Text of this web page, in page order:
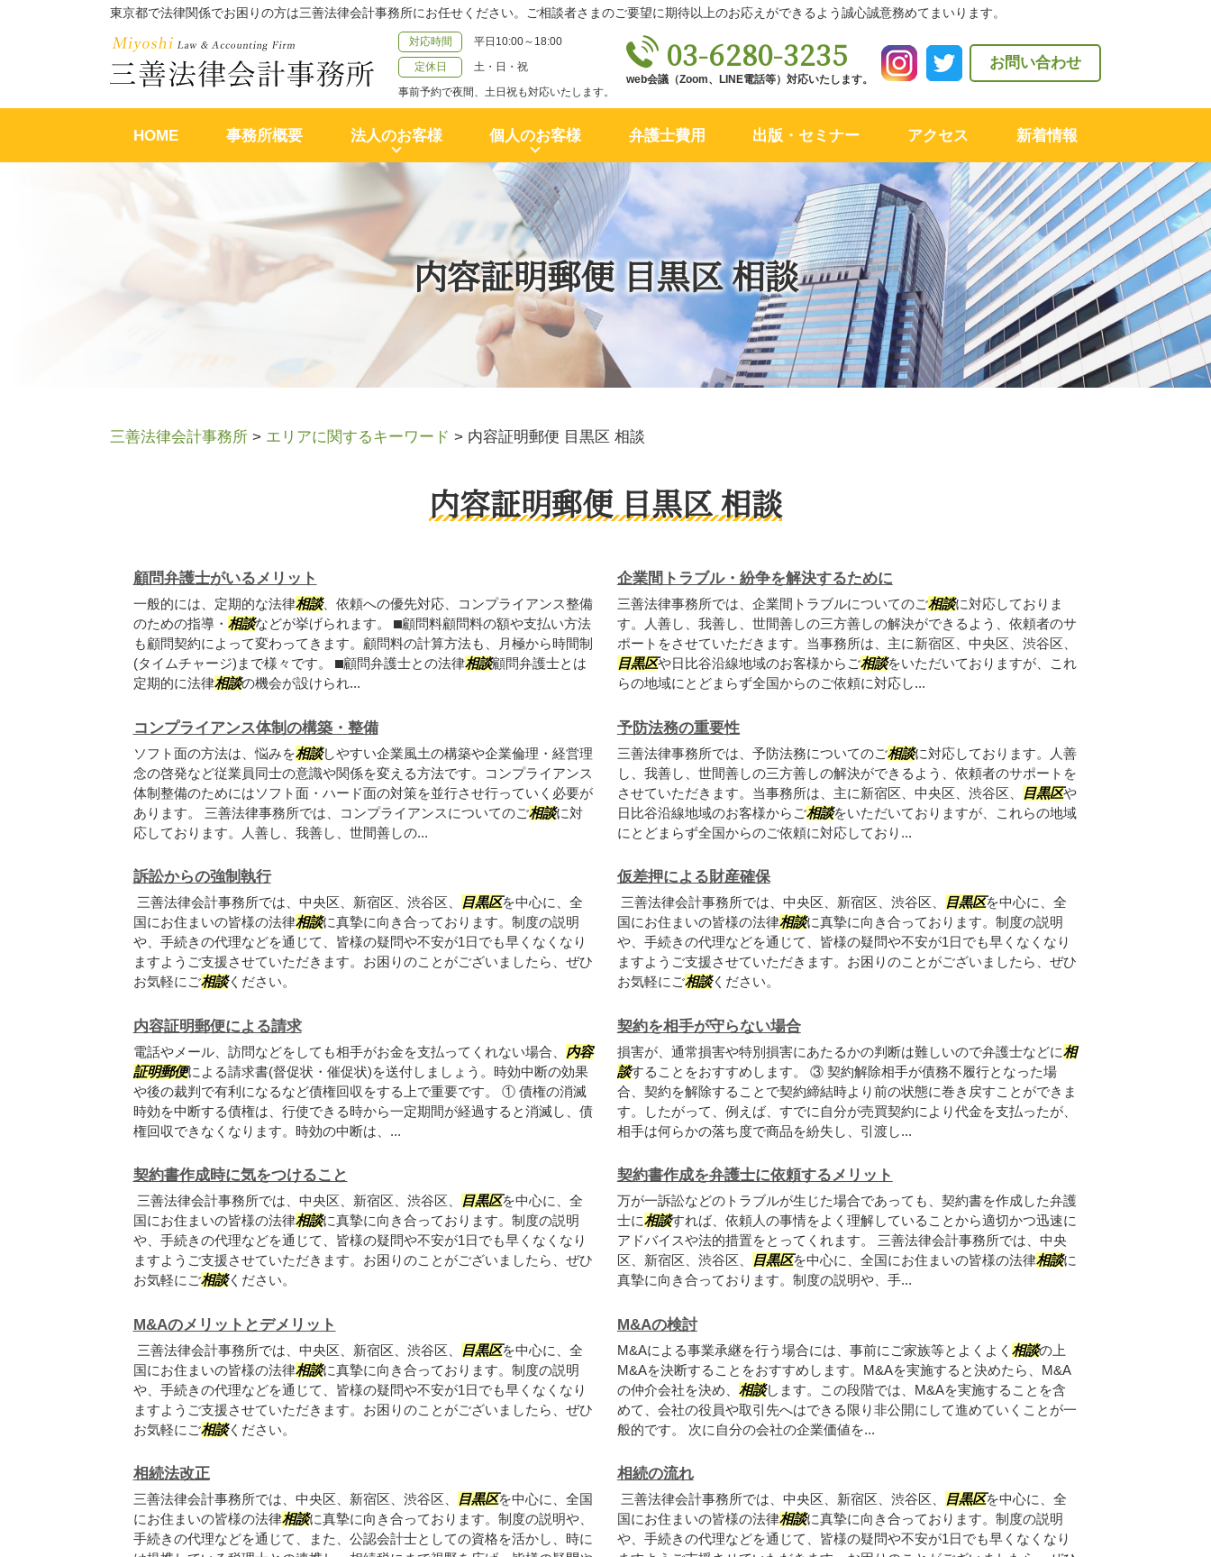
内容証明郵便 目黒区 相談
東京都で法律関係でお困りの方は三善法律会計事務所にお任せください。ご相談者さまのご要望に期待以上のお応えができるよう誠心誠意務めてまいります。
対応時間
平日10:00～18:00
定休日
土・日・祝
事前予約で夜間、土日祝も対応いたします。
03-6280-3235
web会議（Zoom、LINE電話等）対応いたします。
お問い合わせ
HOME 事務所概要 法人のお客様 個人のお客様 弁護士費用 出版・セミナー アクセス 新着情報
三善法律会計事務所 > エリアに関するキーワード > 内容証明郵便 目黒区 相談
内容証明郵便 目黒区 相談
顧問弁護士がいるメリット
一般的には、定期的な法律相談、依頼への優先対応、コンプライアンス整備
のための指導・ 相談などが挙げられます。 ⬛︎顧問料顧問料の額や支払い方法
も顧問契約によって変わってきます。顧問料の計算方法も、月極から時間制
(タイムチャージ)まで様々です。 ⬛︎顧問弁護士との法律相談顧問弁護士とは
定期的に法律相談の機会が設けられ...
企業間トラブル・紛争を解決するために
三善法律事務所では、企業間トラブルについてのご相談に対応しておりま
す。人善し、我善し、世間善しの三方善しの解決ができるよう、依頼者のサ
ポートをさせていただきます。当事務所は、主に新宿区、中央区、渋谷区、
目黒区や日比谷沿線地域のお客様からご相談をいただいておりますが、これ
らの地域にとどまらず全国からのご依頼に対応し...
コンプライアンス体制の構築・整備
ソフト面の方法は、悩みを相談しやすい企業風土の構築や企業倫理・経営理
念の啓発など従業員同士の意識や関係を変える方法です。コンプライアンス
体制整備のためにはソフト面・ハード面の対策を並行させ行っていく必要が
あります。 三善法律事務所では、コンプライアンスについてのご相談に対
応しております。人善し、我善し、世間善しの...
予防法務の重要性
三善法律事務所では、予防法務についてのご相談に対応しております。人善
し、我善し、世間善しの三方善しの解決ができるよう、依頼者のサポートを
させていただきます。当事務所は、主に新宿区、中央区、渋谷区、
目黒区や
日比谷沿線地域のお客様からご相談をいただいておりますが、これらの地域
にとどまらず全国からのご依頼に対応しており...
訴訟からの強制執行
三善法律会計事務所では、中央区、新宿区、渋谷区、 目黒区を中心に、全
国にお住まいの皆様の法律相談に真摯に向き合っております。制度の説明
や、手続きの代理などを通じて、皆様の疑問や不安が1日でも早くなくなり
ますようご支援させていただきます。お困りのことがございましたら、ぜひ
お気軽にご相談ください。
仮差押による財産確保
三善法律会計事務所では、中央区、新宿区、渋谷区、 目黒区を中心に、全
国にお住まいの皆様の法律相談に真摯に向き合っております。制度の説明
や、手続きの代理などを通じて、皆様の疑問や不安が1日でも早くなくなり
ますようご支援させていただきます。お困りのことがございましたら、ぜひ
お気軽にご相談ください。
内容証明郵便による請求
電話やメール、訪問などをしても相手がお金を支払ってくれない場合、 内容
証明郵便による請求書(督促状・催促状)を送付しましょう。時効中断の効果
や後の裁判で有利になるなど債権回収をする上で重要です。 ① 債権の消滅
時効を中断する債権は、行使できる時から一定期間が経過すると消滅し、債
権回収できなくなります。時効の中断は、...
契約を相手が守らない場合
損害が、通常損害や特別損害にあたるかの判断は難しいので弁護士などに相
談することをおすすめします。 ③ 契約解除相手が債務不履行となった場
合、契約を解除することで契約締結時より前の状態に巻き戻すことができま
す。したがって、例えば、すでに自分が売買契約により代金を支払ったが、
相手は何らかの落ち度で商品を紛失し、引渡し...
契約書作成時に気をつけること
三善法律会計事務所では、中央区、新宿区、渋谷区、 目黒区を中心に、全
国にお住まいの皆様の法律相談に真摯に向き合っております。制度の説明
や、手続きの代理などを通じて、皆様の疑問や不安が1日でも早くなくなり
ますようご支援させていただきます。お困りのことがございましたら、ぜひ
お気軽にご相談ください。
契約書作成を弁護士に依頼するメリット
万が一訴訟などのトラブルが生じた場合であっても、契約書を作成した弁護
士に相談すれば、依頼人の事情をよく理解していることから適切かつ迅速に
アドバイスや法的措置をとってくれます。 三善法律会計事務所では、中央
区、新宿区、渋谷区、
目黒区を中心に、全国にお住まいの皆様の法律相談に
真摯に向き合っております。制度の説明や、手...
M&Aのメリットとデメリット
三善法律会計事務所では、中央区、新宿区、渋谷区、 目黒区を中心に、全
国にお住まいの皆様の法律相談に真摯に向き合っております。制度の説明
や、手続きの代理などを通じて、皆様の疑問や不安が1日でも早くなくなり
ますようご支援させていただきます。お困りのことがございましたら、ぜひ
お気軽にご相談ください。
M&Aの検討
M&Aによる事業承継を行う場合には、事前にご家族等とよくよく 相談の上
M&Aを決断することをおすすめします。M&Aを実施すると決めたら、M&A
の仲介会社を決め、 相談します。この段階では、M&Aを実施することを含
めて、会社の役員や取引先へはできる限り非公開にして進めていくことが一
般的です。 次に自分の会社の企業価値を...
相続法改正
三善法律会計事務所では、中央区、新宿区、渋谷区、 目黒区を中心に、全国
にお住まいの皆様の法律相談に真摯に向き合っております。制度の説明や、
手続きの代理などを通じて、また、公認会計士としての資格を活かし、時に
相続の流れ
三善法律会計事務所では、中央区、新宿区、渋谷区、 目黒区を中心に、全
国にお住まいの皆様の法律相談に真摯に向き合っております。制度の説明
や、手続きの代理などを通じて、皆様の疑問や不安が1日でも早くなくなり